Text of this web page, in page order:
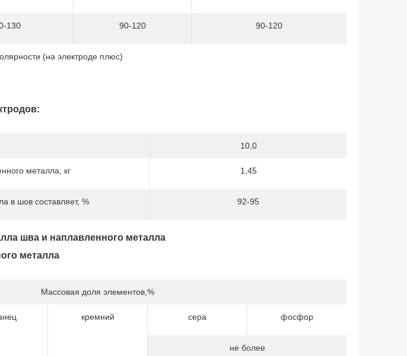
130 90-120 90-120
(на электроде плюс)
10,0
металла, кг 1,45
в шов составляет, % 92-95
шва и наплавленного металла
металла
Массовая доля элементов,%
кремний сера фосфор
не более